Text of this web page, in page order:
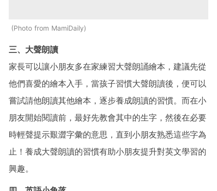
Photo from MamiDaily
三、大聲朗讀
家長可以讓小朋友多在家練習大聲朗誦繪本，建議先從
他們喜愛的繪本入手，當孩子習慣大聲朗讀後，便可以
嘗試請他朗讀其他繪本，逐步養成朗讀的習慣。而在小
朋友開始閱讀前，最好先教會其中的生字，然後在必要
時輕聲提示艱澀字彙的意思，直到小朋友熟悉這些字為
止！養成大聲朗讀的習慣有助小朋友提升對英文學習的
興趣。